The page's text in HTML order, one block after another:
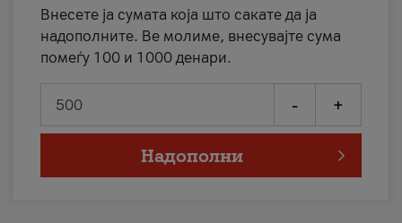
Внесете ја сумата која што сакате да ја
надополните. Ве молиме, внесувајте сума
помеѓу 100 и 1000 денари.
- +
Надополни